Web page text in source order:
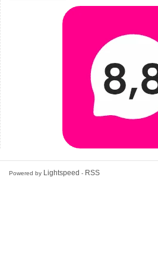
Powered by Lightspeed - RSS